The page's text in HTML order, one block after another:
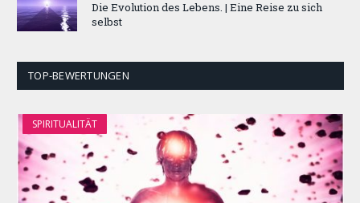
Die Evolution des Lebens. | Eine Reise zu sich
selbst
TOP-BEWERTUNGEN
SPIRITUALITÄT